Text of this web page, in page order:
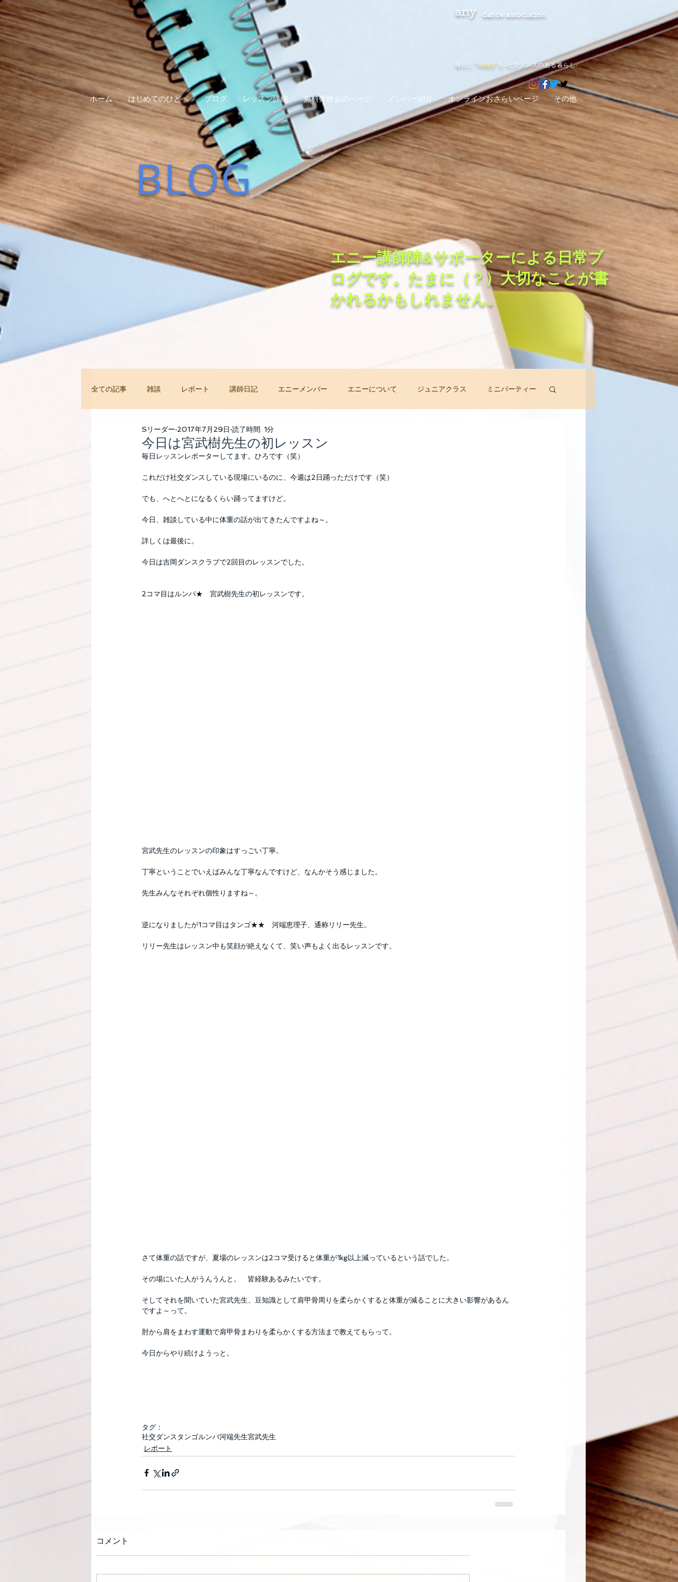
any dance association
毎日に"happy" を-社交ダンスのある暮らし-
ホーム はじめてのひとへ ブログ レッスン詳細 無料体験会のページ メンバー紹介 オンラインおさらいページ その他
BLOG
エニー講師陣&サポーターによる日常ブ
ログです。たまに（？）大切なことが書
かれるかもしれません。
全ての記事 雑談 レポート 講師日記 エニーメンバー エニーについて ジュニアクラス ミニパーティー
今すぐ始める コミュニティ 非常事態オンラインレッスン
今日は宮武樹先生の初レッスン
Sリーダー 2017年7月29日 読了時間: 1分
毎日レッスンレポーターしてます。ひろです（笑）
これだけ社交ダンスしている現場にいるのに、今週は2日踊っただけです（笑）
でも、へとへとになるくらい踊ってますけど。
今日、雑談している中に体重の話が出てきたんですよね～。
詳しくは最後に。
今日は吉岡ダンスクラブで2回目のレッスンでした。
2コマ目はルンバ★　宮武樹先生の初レッスンです。
宮武先生のレッスンの印象はすっごい丁寧。
丁寧ということでいえばみんな丁寧なんですけど、なんかそう感じました。
先生みんなそれぞれ個性りますね～。
逆になりましたが1コマ目はタンゴ★★　河端恵理子、通称リリー先生。
リリー先生はレッスン中も笑顔が絶えなくて、笑い声もよく出るレッスンです。
さて体重の話ですが、夏場のレッスンは2コマ受けると体重が1kg以上減っているという話でした。
その場にいた人がうんうんと。　皆経験あるみたいです。
そしてそれを聞いていた宮武先生、豆知識として肩甲骨周りを柔らかくすると体重が減ることに大きい影響があるん
ですよ～って。
肘から肩をまわす運動で肩甲骨まわりを柔らかくする方法まで教えてもらって。
今日からやり続けようっと。
タグ：
社交ダンス タンゴルンバ河端先生宮武先生
レポート
コメント